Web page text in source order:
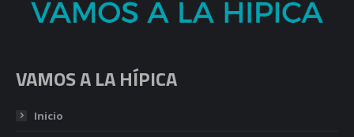
VAMOS A LA HÍPICA
Inicio